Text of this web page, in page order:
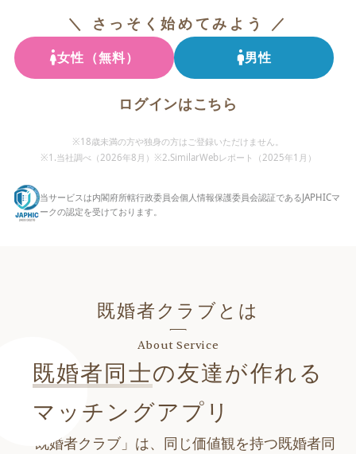
＼ さっそく始めてみよう ／
女性（無料） 男性
ログインはこちら
※18歳未満の方や独身の方はご登録いただけません。
※1.当社調べ（2026年8月 ） ※2.SimilarWebレポート（2025年1月）
当サービスは内閣府所轄行政委員会個人情報保護委員会認証であるJAPHICマ
ークの認定を受けております。
既婚者クラブとは
About Service
既婚者同士の友達が作れる
マッチングアプリ
「既婚者クラブ」は、同じ価値観を持つ既婚者同